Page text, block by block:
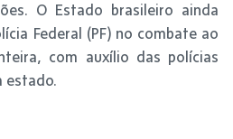
O Estado brasileiro ainda
Federal (PF) no combate ao
com auxílio das polícias
estado.